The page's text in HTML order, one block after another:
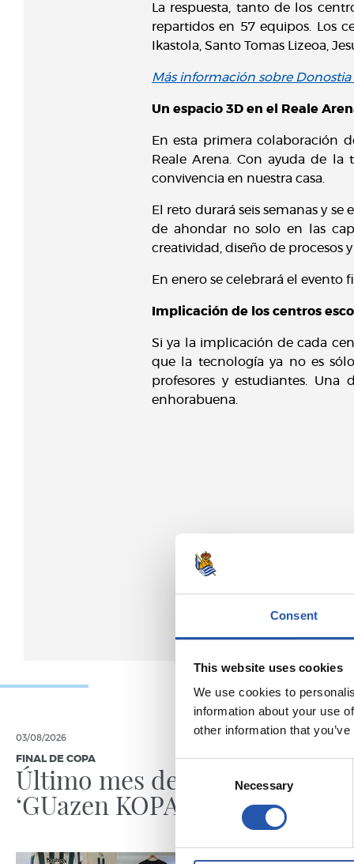
Consent
This website uses cookies
We use cookies to
information about your use
other information that
Selection
Necessary
La respuesta, tanto de los
repartidos en 57 equipos. Los
Ikastola, Santo Tomas Lizeoa,
Más información sobre Donostia
Un espacio 3D en el Reale
En esta primera colaboración
Reale Arena. Con ayuda de la
convivencia en nuestra casa.
El reto durará seis semanas y
de ahondar no solo en las
creatividad, diseño de procesos
En enero se celebrará el evento
Implicación de los centros
Si ya la implicación de cada
que la tecnología ya no es
profesores y estudiantes.
enhorabuena.
03/08/2026
FINAL DE COPA
Último mes de
‘GUazen KOPAREKIN’
30/07/2026
ANOETA
con la